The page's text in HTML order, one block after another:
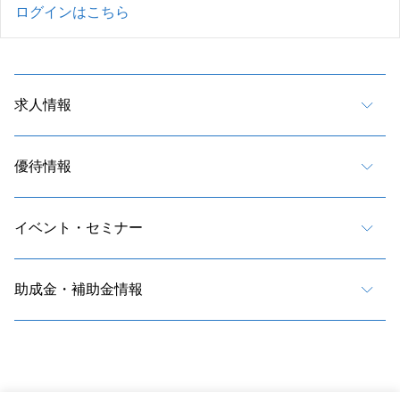
ログインはこちら
求人情報
優待情報
イベント・セミナー
助成金・補助金情報